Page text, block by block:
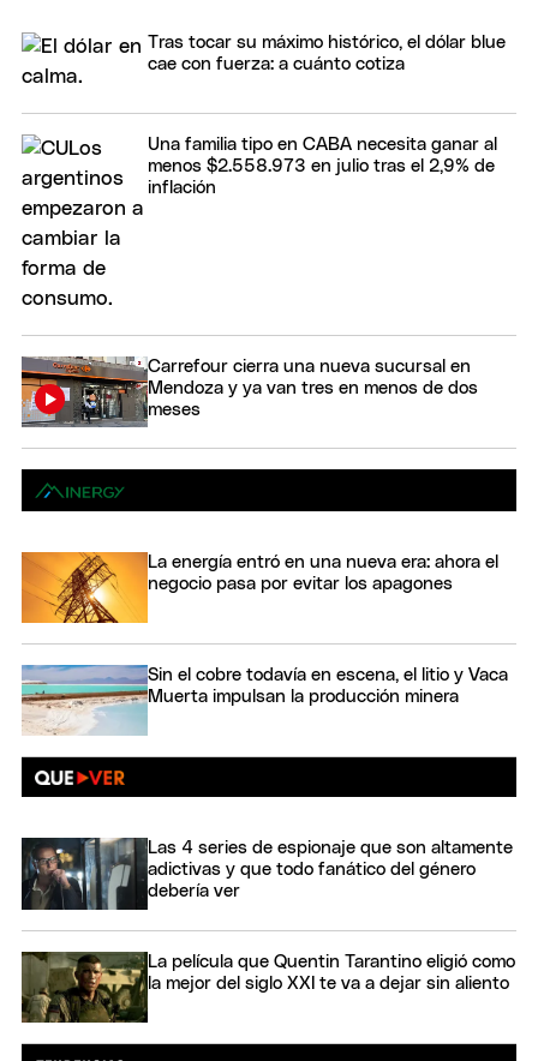
Tras tocar su máximo histórico, el dólar blue
cae con fuerza: a cuánto cotiza
Una familia tipo en CABA necesita ganar al
menos $2.558.973 en julio tras el 2,9% de
inflación
Carrefour cierra una nueva sucursal en
Mendoza y ya van tres en menos de dos
meses
La energía entró en una nueva era: ahora el
negocio pasa por evitar los apagones
Sin el cobre todavía en escena, el litio y Vaca
Muerta impulsan la producción minera
Las 4 series de espionaje que son altamente
adictivas y que todo fanático del género
debería ver
La película que Quentin Tarantino eligió como
la mejor del siglo XXI te va a dejar sin aliento